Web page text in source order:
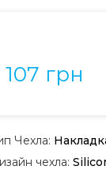
107 грн
Чехла:
чехла: